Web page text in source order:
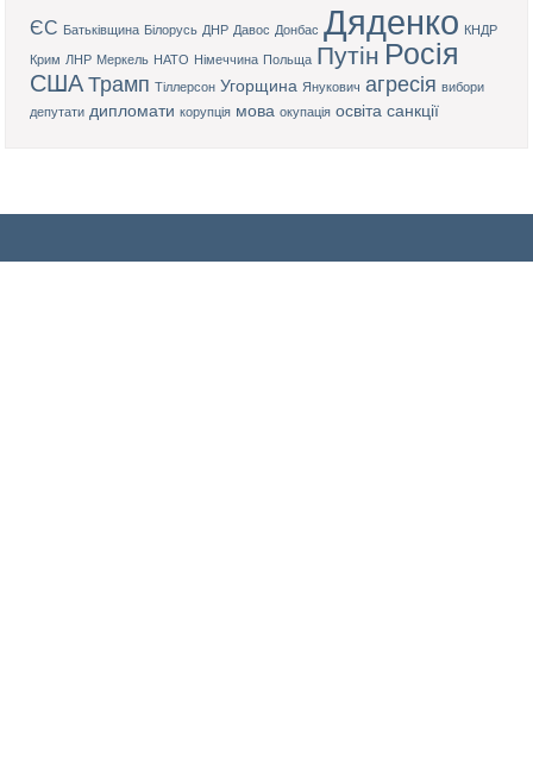
ЄС Батьківщина Білорусь ДНР Давос Донбас Дяденко КНДР
Крим ЛНР Меркель НАТО Німеччина Польща Путін Росія
США Трамп Тіллерсон Угорщина Янукович агресія вибори
депутати дипломати корупція мова окупація освіта санкції